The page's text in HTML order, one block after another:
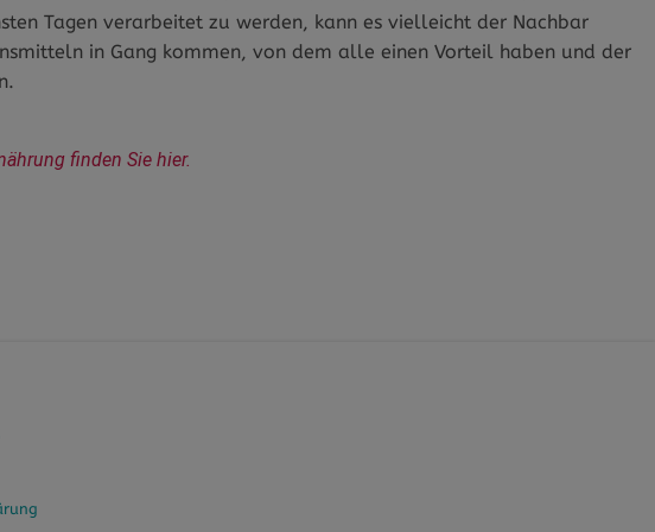
Tagen verarbeitet zu werden, kann es vielleicht der Nachbar
in Gang kommen, von dem alle einen Vorteil haben und der
finden Sie hier.